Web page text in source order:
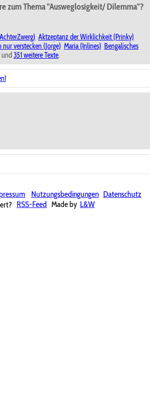
zum Thema "Ausweglosigkeit/ Dilemma"?
Aktzeptanz der Wirklichkeit (Prinky)
verstecken (Jorge) Maria (Inlines) Bengalisches
und 351 weitere Texte.
Nutzungsbedingungen Datenschutz
RSS-Feed Made by L&W